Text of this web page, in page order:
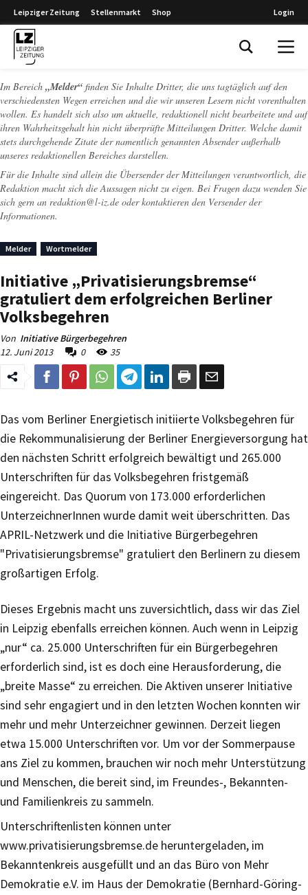
Leipziger Zeitung Stellenmarkt Shop Login
Im Bereich „Melder“ finden Sie Inhalte Dritter, die uns tagtäglich auf den
verschiedensten Wegen erreichen und die wir unseren Lesern nicht vorenthalten
wollen. Es handelt sich also um aktuelle, redaktionell nicht bearbeitete und auf
ihren Wahrheitsgehalt hin nicht überprüfte Mitteilungen Dritter. Welche damit
stets durchgehende Zitate der namentlich genannten Absender außerhalb
unseres redaktionellen Bereiches darstellen.
Für die Inhalte sind allein die Übersender der Mitteilungen verantwortlich, die
Redaktion macht sich die Aussagen nicht zu eigen. Bei Fragen dazu wenden Sie
sich gern an redaktion@l-iz.de oder kontaktieren den Versender der
Informationen.
Melder Wortmelder
Initiative „Privatisierungsbremse“
gratuliert dem erfolgreichen Berliner
Volksbegehren
Von Initiative Bürgerbegehren
12. Juni 2013
0 35
Das vom Berliner Energietisch initiierte Volksbegehren für
die Rekommunalisierung der Berliner Energieversorgung hat
den nächsten Schritt erfolgreich bewältigt und 265.000
Unterschriften für das Volksbegehren fristgemäß
eingereicht. Das Quorum von 173.000 erforderlichen
UnterzeichnerInnen wurde damit weit überschritten. Das
APRIL-Netzwerk und die Initiative Bürgerbegehren
"Privatisierungsbremse" gratuliert den Berlinern zu diesem
großartigen Erfolg.
Dieses Ergebnis macht uns zuversichtlich, dass wir das Ziel
in Leipzig ebenfalls erreichen können. Auch wenn in Leipzig
„nur“ ca. 25.000 Unterschriften für ein Bürgerbegehren
erforderlich sind, ist es doch eine Herausforderung, die
„breite Masse“ zu erreichen. Die Aktiven unserer Initiative
sind sehr engagiert und in den letzten Wochen konnten wir
mehr und mehr Unterzeichner gewinnen. Derzeit liegen
etwa 15.000 Unterschriften vor. Um vor der Sommerpause
ans Ziel zu kommen, brauchen wir noch mehr Unterstützung
und Menschen, die bereit sind, im Freundes-, Bekannten-
und Familienkreis zu sammeln.
Unterschriftenlisten können unter
www.privatisierungsbremse.de heruntergeladen, im
Bekanntenkreis ausgefüllt und an das Büro von Mehr
Demokratie e.V. im Haus der Demokratie (Bernhard-Göring-